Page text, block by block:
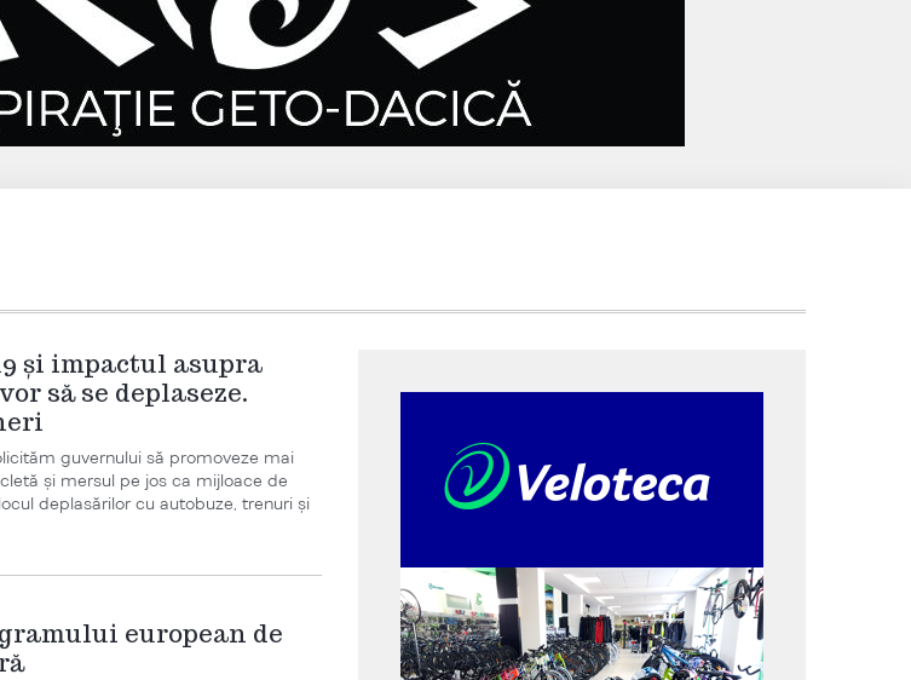
și impactul asupra
să se deplaseze.
guvernului să promoveze mai
și mersul pe jos ca mijloace de
deplasărilor cu autobuze, trenuri și
european de